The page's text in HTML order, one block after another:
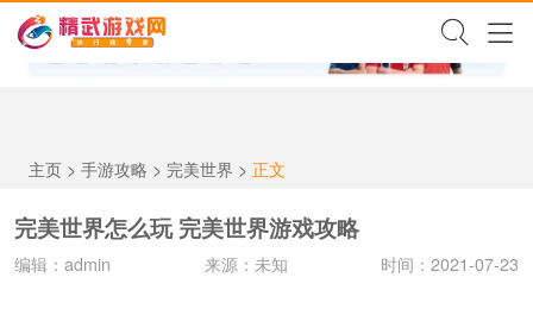
✕
主页> 手游攻略 > 完美世界 > 正文
完美世界怎么玩 完美世界游戏攻略
编辑：admin 来源：未知 时间：2021-07-23